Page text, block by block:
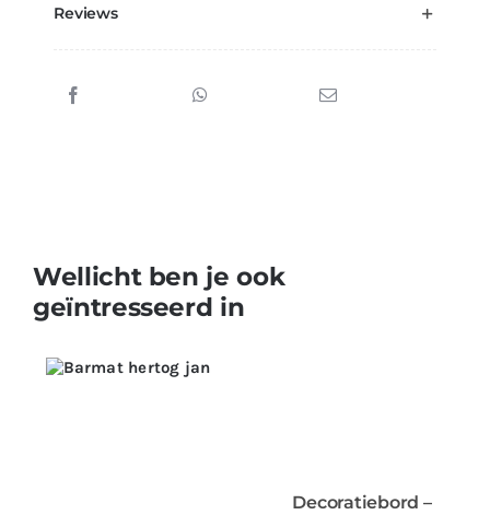
Reviews
Wellicht ben je ook
geïntresseerd in
Decoratiebord –